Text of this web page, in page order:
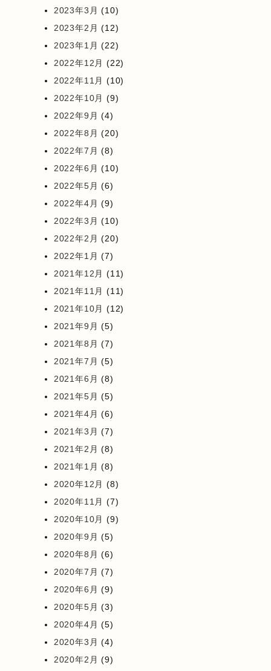
2023年3月 (10)
2023年2月 (12)
2023年1月 (22)
2022年12月 (22)
2022年11月 (10)
2022年10月 (9)
2022年9月 (4)
2022年8月 (20)
2022年7月 (8)
2022年6月 (10)
2022年5月 (6)
2022年4月 (9)
2022年3月 (10)
2022年2月 (20)
2022年1月 (7)
2021年12月 (11)
2021年11月 (11)
2021年10月 (12)
2021年9月 (5)
2021年8月 (7)
2021年7月 (5)
2021年6月 (8)
2021年5月 (5)
2021年4月 (6)
2021年3月 (7)
2021年2月 (8)
2021年1月 (8)
2020年12月 (8)
2020年11月 (7)
2020年10月 (9)
2020年9月 (5)
2020年8月 (6)
2020年7月 (7)
2020年6月 (9)
2020年5月 (3)
2020年4月 (5)
2020年3月 (4)
2020年2月 (9)